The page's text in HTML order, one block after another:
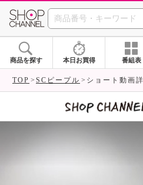
SHOP
商品を探す 本日お買得 番組表
TOP SCピープル ショート動画